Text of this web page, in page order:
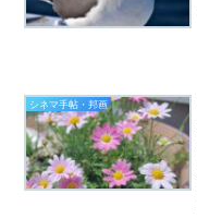
シネマ手帖・邦画